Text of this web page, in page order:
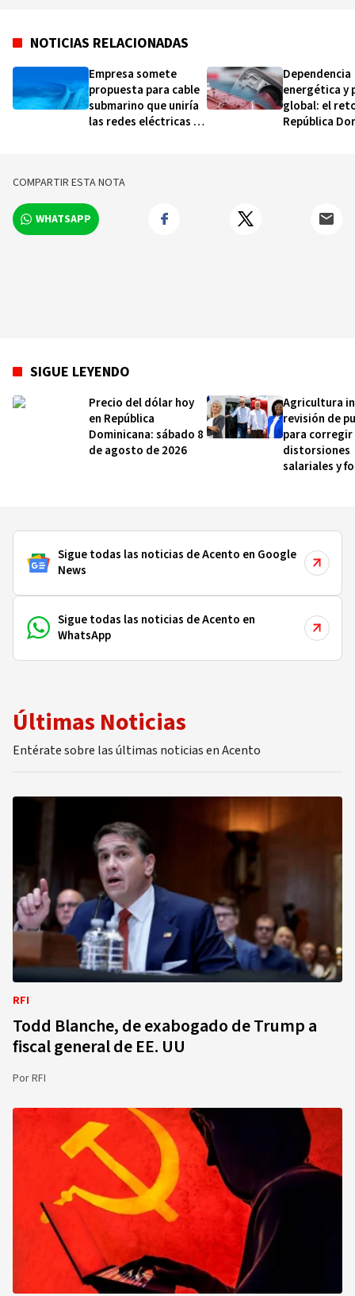
NOTICIAS RELACIONADAS
Empresa somete
propuesta para cable
submarino que uniría
las redes eléctricas de
Dependencia
energética y
global: el
República
COMPARTIR ESTA NOTA
WHATSAPP
SIGUE LEYENDO
Precio del dólar hoy
en República
Dominicana: sábado 8
de agosto de 2026
Agricultura
revisión de
para corregir
distorsiones
salariales y
Sigue todas las noticias de Acento en Google
News
Sigue todas las noticias de Acento en
WhatsApp